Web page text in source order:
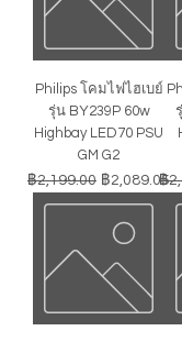
Philips โคมไฟไฮเบย์
รุ่น BY239P 60w
Highbay LED70 PSU
GM G2
ราคาปกติ
฿2,199.00 ราคาขายล
฿2,089.05
รา
฿